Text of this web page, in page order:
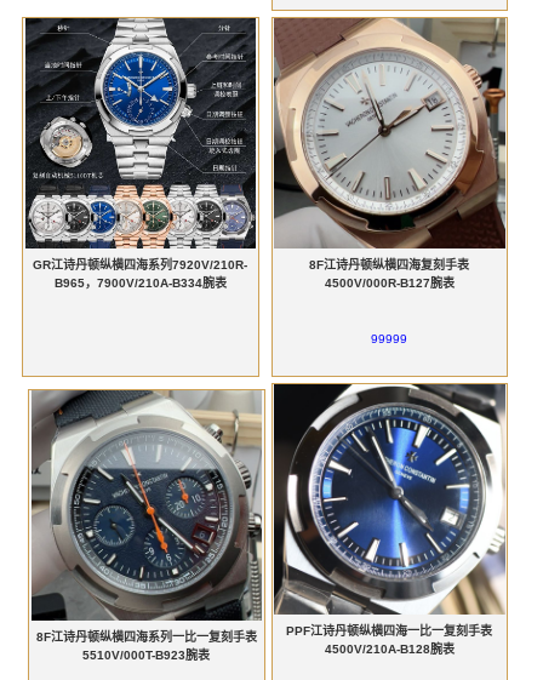
GR江诗丹顿纵横四海系列7920V/210R-
B965，7900V/210A-B334腕表
8F江诗丹顿纵横四海复刻手表
4500V/000R-B127腕表
99999
8F江诗丹顿纵横四海系列一比一复刻手表
5510V/000T-B923腕表
PPF江诗丹顿纵横四海一比一复刻手表
4500V/210A-B128腕表